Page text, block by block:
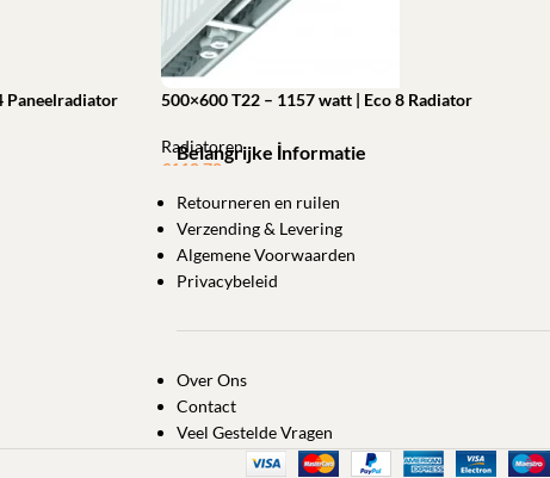
Paneelradiator 500×600 T22 – 1157 watt | Eco 8 Radiator
Radiatoren
€110,70
Toevoegen aan winkelwagen
Belangrijke İnformatie
Retourneren en ruilen
Verzending & Levering
Algemene Voorwaarden
Privacybeleid
Over Ons
Contact
Veel Gestelde Vragen